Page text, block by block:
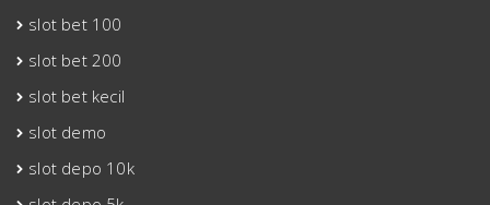
slot bet 100
slot bet 200
slot bet kecil
slot demo
slot depo 10k